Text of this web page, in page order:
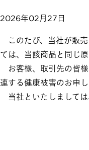
2026年02月27日
このたび、当社が販売
ては、当該商品と同じ
お客様、取引先の皆様
連する健康被害のお申し
当社といたしましては